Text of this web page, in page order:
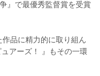
』で最優秀監督賞を受賞
品に精力的に取り組ん
アーズ！ 』もその一環